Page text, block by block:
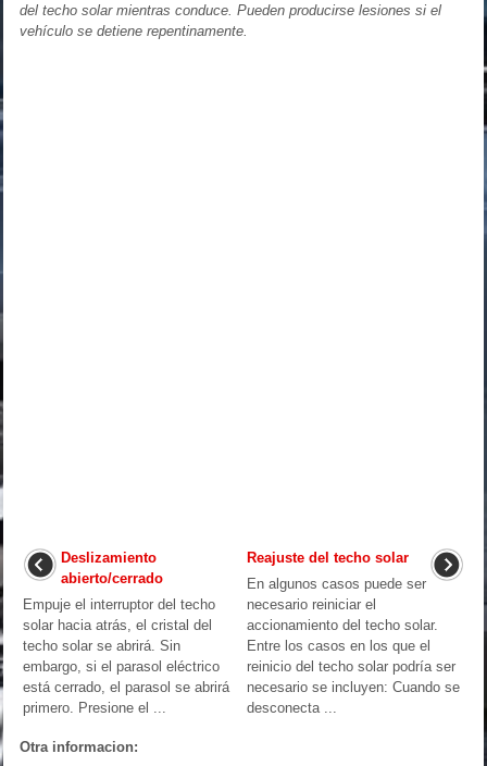
del techo solar mientras conduce. Pueden producirse lesiones si el
vehículo se detiene repentinamente.
Deslizamiento
abierto/cerrado
Empuje el interruptor del techo
solar hacia atrás, el cristal del
techo solar se abrirá. Sin
embargo, si el parasol eléctrico
está cerrado, el parasol se abrirá
primero. Presione el ...
Reajuste del techo solar
En algunos casos puede ser
necesario reiniciar el
accionamiento del techo solar.
Entre los casos en los que el
reinicio del techo solar podría ser
necesario se incluyen: Cuando se
desconecta ...
Otra informacion: